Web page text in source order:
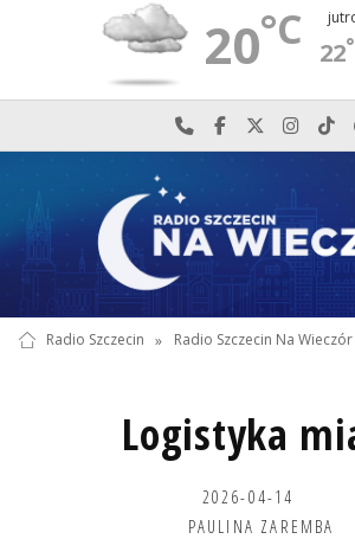
20°C 22
Najlepiej po prostu
Odwiedź nas na
Odwiedź
Radio Szczecin » Radio Szczecin Na Wieczór
Logistyka
2026-04-14
PAULINA ZAREMBA